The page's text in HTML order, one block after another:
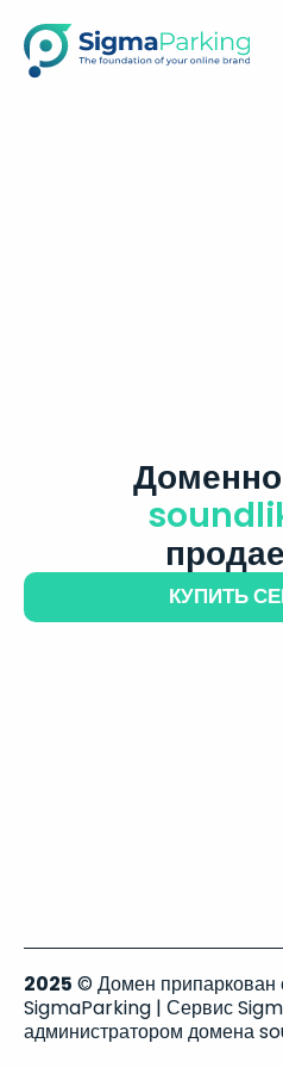
КУПИТЬ
2025 © Домен
SigmaParking | Сервис
администратором домена